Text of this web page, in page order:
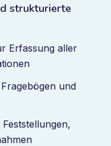
strukturierte
Erfassung aller
und